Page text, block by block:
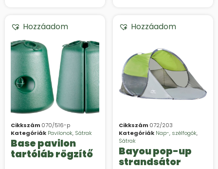
Hozzáadom
Cikkszám 070/516-p
Kategóriák Pavilonok, Sátrak
Base pavilon
tartóláb rögzítő
Hozzáadom
Cikkszám 072/203
Kategóriák Nap-, szélfogók,
Sátrak
Bayou pop-up
strandsátor